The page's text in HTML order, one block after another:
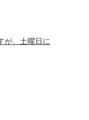
が、土曜日に